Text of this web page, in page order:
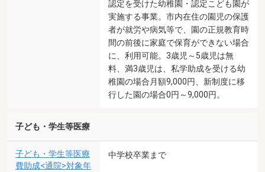
認定を受けた幼稚園・認定こども園が
実施する事業。市内在住の園児の保護
者が就労や病気等で、園の正規教育時
間の前後に家庭で保育ができない場合
に、利用可能。3歳児～5歳児は無
料、満3歳児は、私学助成を受ける幼
稚園の場合月額9,000円、新制度に移
行した園の場合0円～9,000円。
子ども・学生等医療
子ども・学生等医療
費助成<通院>対象年
中学校卒業まで